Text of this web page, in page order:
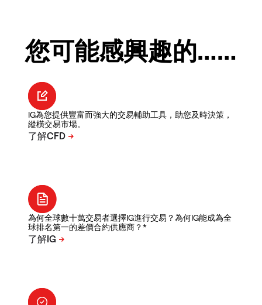
您可能感興趣的……
IG為您提供豐富而強大的交易輔助工具，助您及時決策，
縱橫交易市場。
為何全球數十萬交易者選擇IG進行交易？為何IG能成為全
球排名第一的差價合約供應商？*